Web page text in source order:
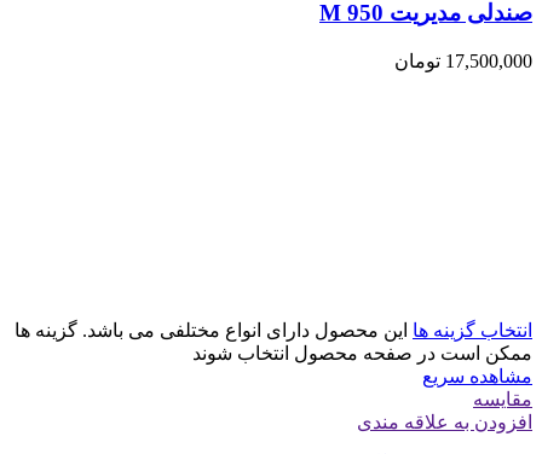
صندلی مدیریت M 950
17,500,000 تومان
انتخاب گزینه ها این محصول دارای انواع مختلفی می باشد. گزینه ها
ممکن است در صفحه محصول انتخاب شوند
مشاهده سریع
مقایسه
افزودن به علاقه مندی